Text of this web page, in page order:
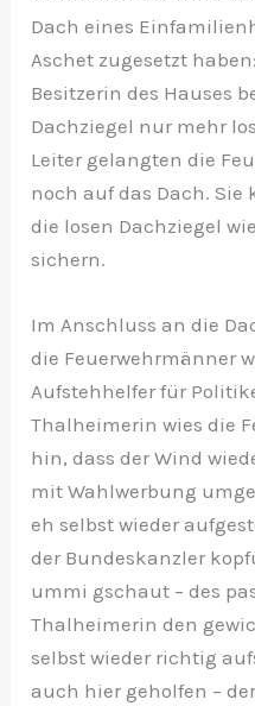
Dach eines
Aschet zugesetzt
Besitzerin des Hauses
Dachziegel nur mehr
Leiter gelangten die
noch auf das Dach. Sie
die losen Dachziegel
sichern.
Im Anschluss an die
die Feuerwehrmänner
Aufstehhelfer für
Thalheimerin wies die
hin, dass der Wind
mit Wahlwerbung
eh selbst wieder
der Bundeskanzler
ummi gschaut – des
Thalheimerin den
selbst wieder richtig
auch hier geholfen –